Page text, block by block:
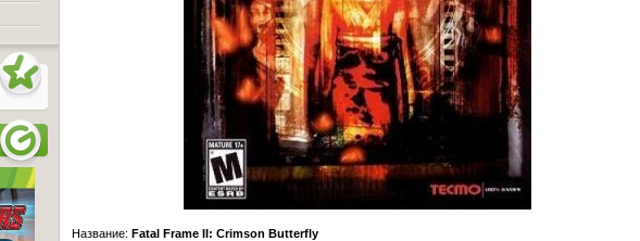
Название: Fatal Frame II: Crimson Butterfly